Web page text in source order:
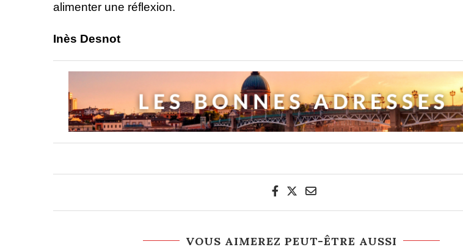
alimenter une réflexion.
Inès Desnot
VOUS AIMEREZ PEUT-ÊTRE AUSSI